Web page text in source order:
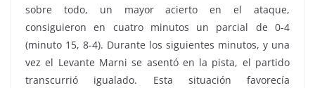
sobre todo, un mayor acierto en el ataque,
consiguieron en cuatro minutos un parcial de 0-4
(minuto 15, 8-4). Durante los siguientes minutos, y una
vez el Levante Marni se asentó en la pista, el partido
transcurrió igualado. Esta situación favorecía